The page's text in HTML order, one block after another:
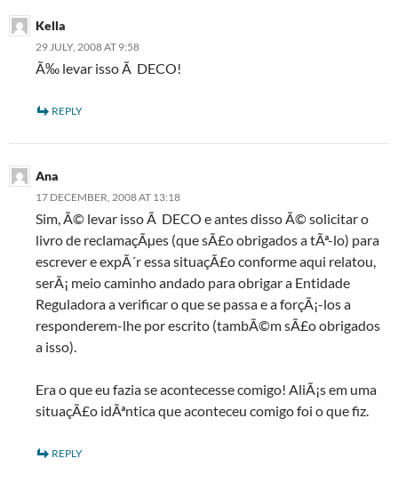
Kella
29 JULY, 2008 AT 9:58
Ã‰ levar isso Ã DECO!
REPLY
Ana
17 DECEMBER, 2008 AT 13:18
Sim, Ã© levar isso Ã DECO e antes disso Ã© solicitar o
livro de reclamaçÃµes (que sÃ£o obrigados a tÃª-lo) para
escrever e expÃ´r essa situaçÃ£o conforme aqui relatou,
serÃ¡ meio caminho andado para obrigar a Entidade
Reguladora a verificar o que se passa e a forçÃ¡-los a
responderem-lhe por escrito (tambÃ©m sÃ£o obrigados
a isso).
Era o que eu fazia se acontecesse comigo! AliÃ¡s em uma
situaçÃ£o idÃªntica que aconteceu comigo foi o que fiz.
REPLY